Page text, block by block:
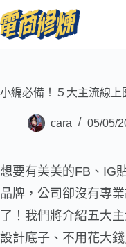
小編必備！５大主流線上
cara 05/05/
想要有美美的FB、IG
品牌，公司卻沒有專
了！我們將介紹五大
設計底子、不用花大